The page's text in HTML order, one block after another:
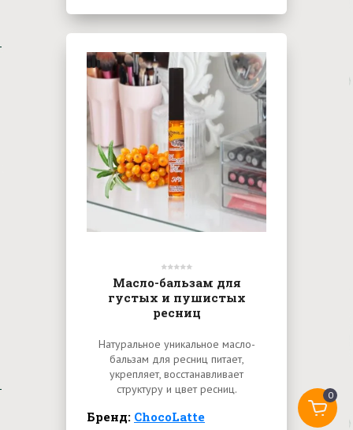
Масло-бальзам для
густых и пушистых
ресниц
Натуральное уникальное масло-
бальзам для ресниц питает,
укрепляет, восстанавливает
структуру и цвет ресниц.
Бренд: ChocoLatte
0